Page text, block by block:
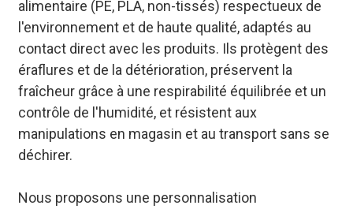
alimentaire (PE, PLA, non-tissés) respectueux de
l'environnement et de haute qualité, adaptés au
contact direct avec les produits. Ils protègent des
éraflures et de la détérioration, préservent la
fraîcheur grâce à une respirabilité équilibrée et un
contrôle de l'humidité, et résistent aux
manipulations en magasin et au transport sans se
déchirer.
Nous proposons une personnalisation